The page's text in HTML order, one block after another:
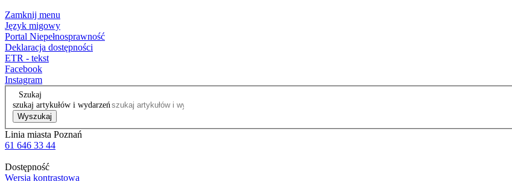
Zamknij menu
Język migowy
Portal Niepełnosprawność
Deklaracja dostępności
ETR - tekst
Facebook
Instagram
Szukaj
szukaj artykułów i wydarzeń
Wyszukaj
Linia miasta Poznań
61 646 33 44
Dostępność
Wersja kontrastowa